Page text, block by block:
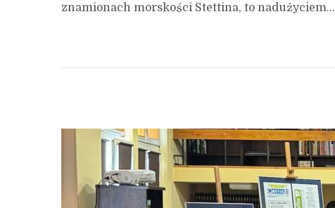
znamionach morskości Stettina, to nadużyciem...